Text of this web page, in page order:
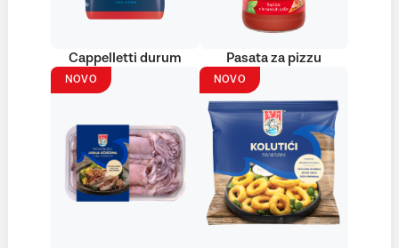
Cappelletti durum Pasata za pizzu
NOVO NOVO